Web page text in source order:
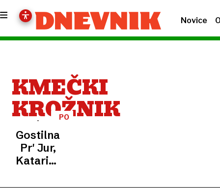
Novice
KMEČKI
KROŽNIK
PO
Gostilna
Pr' Jur,
Katarina
Ljubljano: